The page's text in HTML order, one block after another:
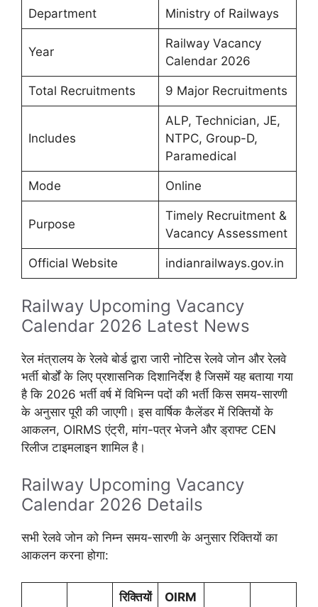
Department Ministry of Railways
Year
Railway Vacancy
Calendar 2026
Total Recruitments 9 Major Recruitments
Includes
ALP, Technician, JE,
NTPC, Group-D,
Paramedical
Mode Online
Purpose
Timely Recruitment &
Vacancy Assessment
Official Website indianrailways.gov.in
Railway Upcoming Vacancy
Calendar 2026 Latest News
रेल मंत्रालय के रेलवे बोर्ड द्वारा जारी नोटिस रेलवे जोन और रेलवे
भर्ती बोर्डों के लिए प्रशासनिक दिशानिर्देश है जिसमें यह बताया गया
है कि 2026 भर्ती वर्ष में विभिन्न पदों की भर्ती किस समय-सारणी
के अनुसार पूरी की जाएगी। इस वार्षिक कैलेंडर में रिक्तियों के
आकलन, OIRMS एंट्री, मांग-पत्र भेजने और ड्राफ्ट CEN
रिलीज टाइमलाइन शामिल है।
Railway Upcoming Vacancy
Calendar 2026 Details
सभी रेलवे जोन को निम्न समय-सारणी के अनुसार रिक्तियों का
आकलन करना होगा:
रिक्तियों
OIRM